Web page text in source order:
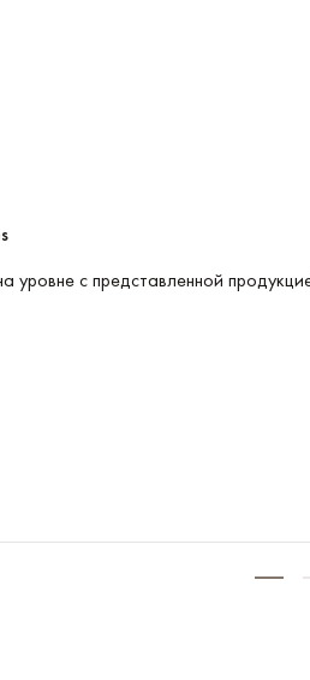
уровне с представленной